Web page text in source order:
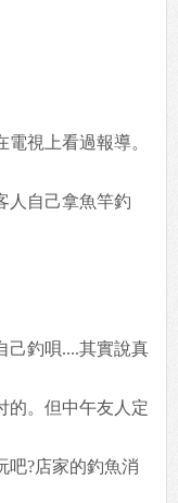
視上看過報導。
人自己拿魚竿釣
己釣唄....其實說真
的。但中午友人定
吧?店家的釣魚消